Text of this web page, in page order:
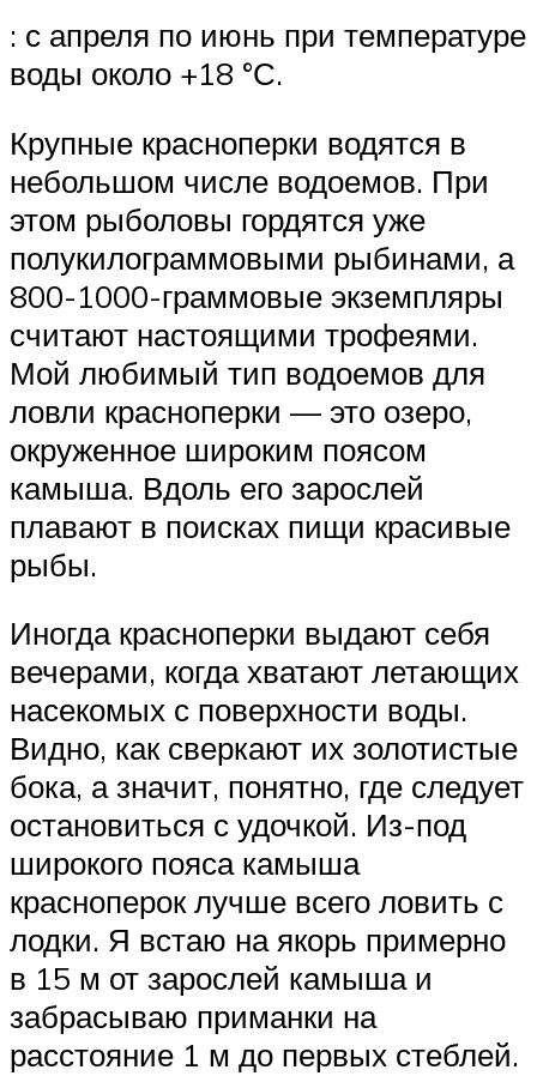
: с апреля по июнь при температуре
воды около +18 °С.
Крупные красноперки водятся в
небольшом числе водоемов. При
этом рыболовы гордятся уже
полукилограммовыми рыбинами, а
800-1000-граммовые экземпляры
считают настоящими трофеями.
Мой любимый тип водоемов для
ловли красноперки — это озеро,
окруженное широким поясом
камыша. Вдоль его зарослей
плавают в поисках пищи красивые
рыбы.
Иногда красноперки выдают себя
вечерами, когда хватают летающих
насекомых с поверхности воды.
Видно, как сверкают их золотистые
бока, а значит, понятно, где следует
остановиться с удочкой. Из-под
широкого пояса камыша
красноперок лучше всего ловить с
лодки. Я встаю на якорь примерно
в 15 м от зарослей камыша и
забрасываю приманки на
расстояние 1 м до первых стеблей.